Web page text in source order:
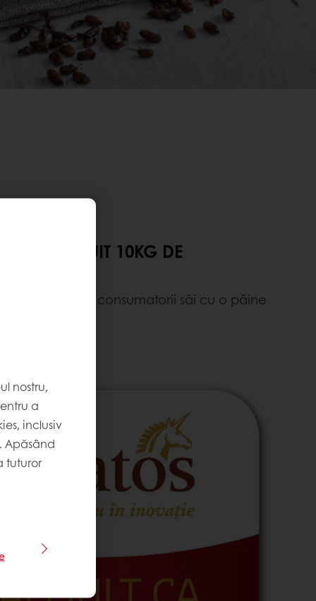
GRATUIT 10KG DE
să uimească consumatorii săi cu o pâine
nostru,
a
inclusiv
Apăsând
tuturor